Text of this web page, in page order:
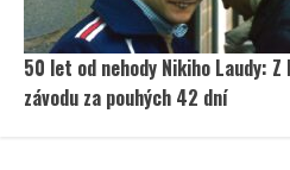
50 let od nehody Nikiho Laudy:
závodu za pouhých 42 dní